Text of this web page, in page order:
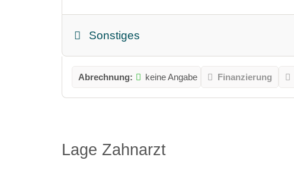
Sonstiges
Abrechnung: keine Angabe Finanzierung
Lage Zahnarzt